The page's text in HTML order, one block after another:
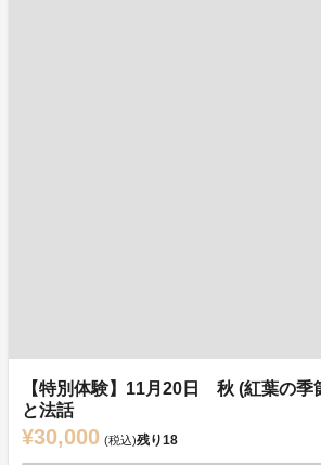
【特別体験】11月20日 秋 (紅葉の季
と法話
¥30,000 (税込)残り18